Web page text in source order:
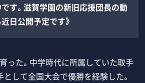
す。滋賀学園の新旧応援団長の動
日公開予定です》
った。中学時代に所属していた取手
として全国大会で優勝を経験した。